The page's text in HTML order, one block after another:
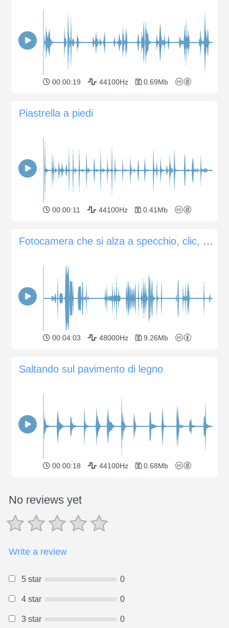
00:00:19 44100Hz 0.69Mb
Piastrella a piedi
00:00:11 44100Hz 0.41Mb
Fotocamera che si alza a specchio, clic, autofocus
00:04:03 48000Hz 9.26Mb
Saltando sul pavimento di legno
00:00:18 44100Hz 0.68Mb
No reviews yet
Write a review
5 star 0
4 star 0
3 star 0